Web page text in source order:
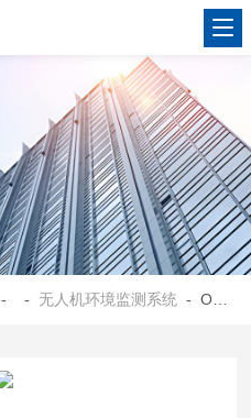
- - 无人机环境监测系统 - OSEN-AIR AQMS废气泄漏高空溯源无人机载气体监测终端